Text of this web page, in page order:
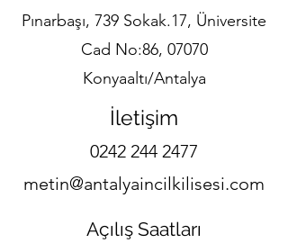
Pınarbaşı, 739 Sokak.17, Üniversite
Cad No:86, 07070
Konyaaltı/Antalya
İletişim
0242 244 2477
metin@antalyaincilkilisesi.com
Açılış Saatları